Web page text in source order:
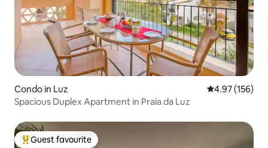
Condo in Luz 4.97 out of 5
4.97 (156)
Spacious Duplex Apartment in Praia da Luz
Top guest favourite
Guest favourite